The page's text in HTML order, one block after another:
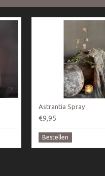
Astrantia Spray
€9,95
Bestellen